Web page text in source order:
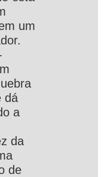
um
dá
a
da
de